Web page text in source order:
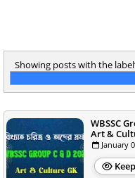
Showing posts with the label
WBSSC
Art &
January